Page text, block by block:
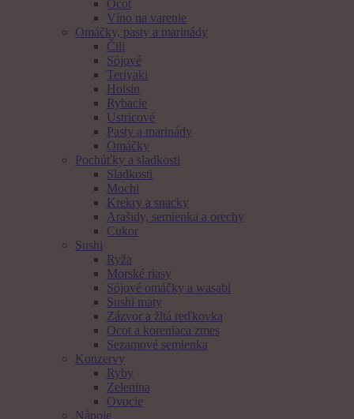
Ocot
Víno na varenie
Omáčky, pasty a marinády
Čili
Sójové
Teriyaki
Hoisin
Rybacie
Ustricové
Pasty a marinády
Omáčky
Pochúťky a sladkosti
Sladkosti
Mochi
Krekry a snacky
Arašidy, semienka a orechy
Cukor
Sushi
Ryža
Morské riasy
Sójové omáčky a wasabi
Sushi maty
Zázvor a žltá reďkovka
Ocot a koreniaca zmes
Sezamové semienka
Konzervy
Ryby
Zelenina
Ovocie
Nápoje